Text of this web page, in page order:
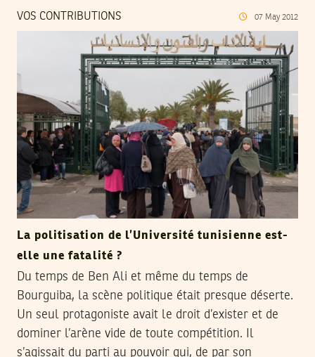
VOS CONTRIBUTIONS 07 May 2012
La politisation de l’Université tunisienne est-
elle une fatalité ?
Du temps de Ben Ali et même du temps de
Bourguiba, la scène politique était presque déserte.
Un seul protagoniste avait le droit d’exister et de
dominer l’arène vide de toute compétition. Il
s’agissait du parti au pouvoir qui, de par son